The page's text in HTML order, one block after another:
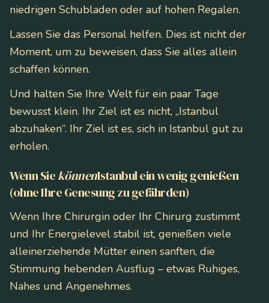
niedrigen Schubladen oder auf hohen Regalen.
Lassen Sie das Personal helfen. Dies ist nicht der
Moment, um zu beweisen, dass Sie alles allein
schaffen können.
Und halten Sie Ihre Welt für ein paar Tage
bewusst klein. Ihr Ziel ist es nicht, „Istanbul
abzuhaken“. Ihr Ziel ist es, sich in Istanbul gut zu
erholen.
Wenn SiekönnenIstanbul ein wenig genießen
(ohne Ihre Genesung zu gefährden)
Wenn Ihre Chirurgin oder Ihr Chirurg zustimmt
und Ihr Energielevel stabil ist, genießen viele
alleinerziehende Mütter einen sanften, die
Stimmung hebenden Ausflug – etwas Ruhiges,
Nahes und Angenehmes.